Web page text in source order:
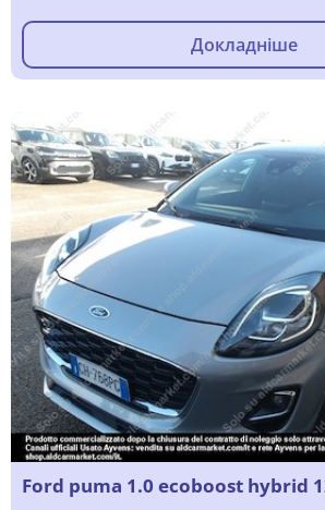
Докладніше
Ford puma 1.0 ecoboost hybrid